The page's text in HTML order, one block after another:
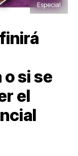
Especial
si se
el